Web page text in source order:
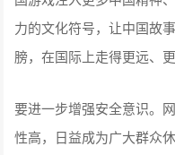
力的文化符号，让中国故
膀，在国际上走得更远、
要进一步增强安全意识。
性高，日益成为广大群众